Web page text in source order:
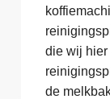
die wij hier
de